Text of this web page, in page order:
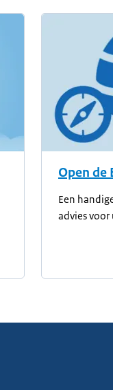
Open de
Een
advies